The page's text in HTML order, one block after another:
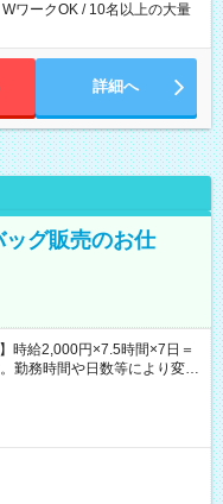
ワークOK / 10名以上の大量
詳細へ
ッグ販売のお仕
給2,000円×7.5時間×7日＝
務時間や日数等により変動